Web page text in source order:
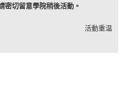
密切留意學院稍後活動。
活動重温